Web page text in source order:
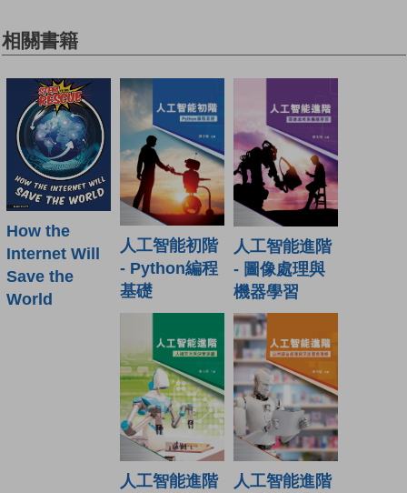
相關書籍
How the
Internet Will
Save the
World
人工智能初階
- Python編程
基礎
人工智能進階
- 圖像處理與
機器學習
人工智能進階
人工智能進階